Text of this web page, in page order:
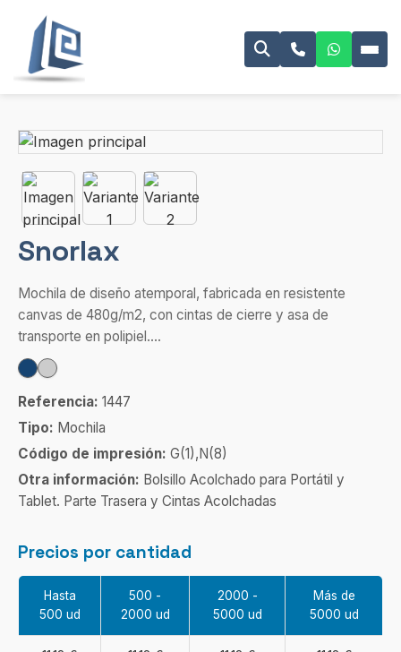
Snorlax
Mochila de diseño atemporal, fabricada en resistente
canvas de 480g/m2, con cintas de cierre y asa de
transporte en polipiel....
Referencia: 1447
Tipo: Mochila
Código de impresión: G(1),N(8)
Otra información: Bolsillo Acolchado para Portátil y
Tablet. Parte Trasera y Cintas Acolchadas
Precios por cantidad
Hasta
500 ud
500 -
2000 ud
2000 -
5000 ud
Más de
5000 ud